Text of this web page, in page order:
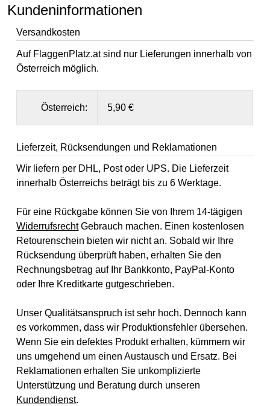
Kundeninformationen
Versandkosten
Auf FlaggenPlatz.at sind nur Lieferungen innerhalb von
Österreich möglich.
Österreich: 5,90 €
Lieferzeit, Rücksendungen und Reklamationen
Wir liefern per DHL, Post oder UPS. Die Lieferzeit
innerhalb Österreichs beträgt bis zu 6 Werktage.
Für eine Rückgabe können Sie von Ihrem 14-tägigen
WiderrufsrechtGebrauch machen. Einen kostenlosen
Retourenschein bieten wir nicht an. Sobald wir Ihre
Rücksendung überprüft haben, erhalten Sie den
Rechnungsbetrag auf Ihr Bankkonto, PayPal-Konto
oder Ihre Kreditkarte gutgeschrieben.
Unser Qualitätsanspruch ist sehr hoch. Dennoch kann
es vorkommen, dass wir Produktionsfehler übersehen.
Wenn Sie ein defektes Produkt erhalten, kümmern wir
uns umgehend um einen Austausch und Ersatz. Bei
Reklamationen erhalten Sie unkomplizierte
Unterstützung und Beratung durch unseren
Kundendienst.